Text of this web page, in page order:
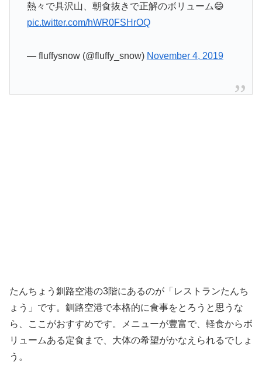
熱々で具沢山、朝食抜きで正解のボリューム😄
pic.twitter.com/hWR0FSHrOQ
— fluffysnow (@fluffy_snow) November 4, 2019
たんちょう釧路空港の3階にあるのが「レストランたんち
ょう」です。釧路空港で本格的に食事をとろうと思うな
ら、ここがおすすめです。メニューが豊富で、軽食からボ
リュームある定食まで、大体の希望がかなえられるでしょ
う。